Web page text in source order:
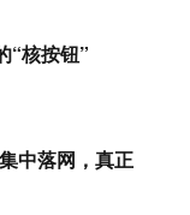
“核按钮”
中落网，真正